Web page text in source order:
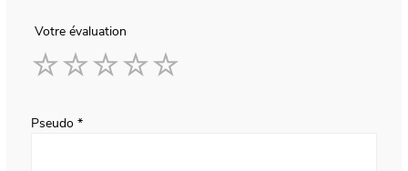
Votre évaluation
Pseudo